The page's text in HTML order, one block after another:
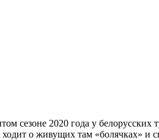
сезоне 2020 года у
о живущих там «болячках» и